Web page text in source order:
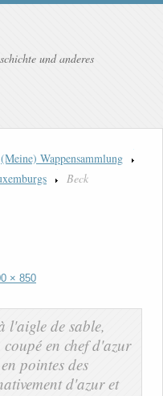
und anderes
(Meine) Wappensammlung
Beck
× 850